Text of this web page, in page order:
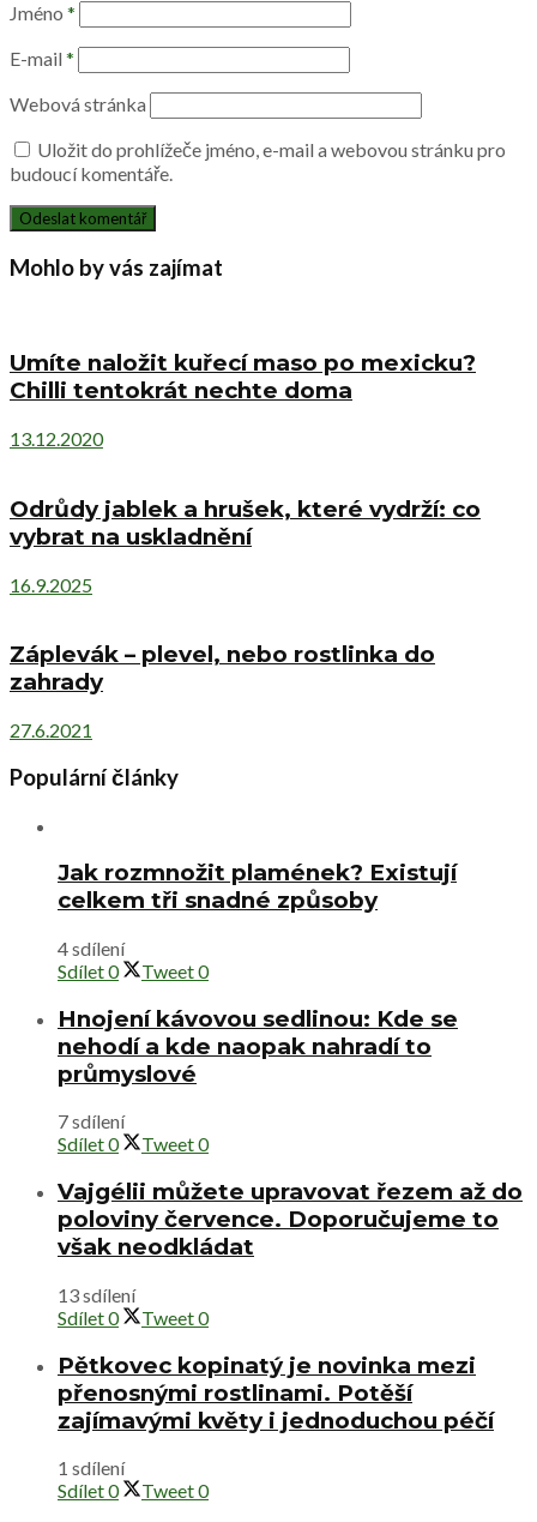
Jméno *
E-mail *
Webová stránka
Uložit do prohlížeče jméno, e-mail a webovou stránku pro
budoucí komentáře.
Mohlo by vás zajímat
Umíte naložit kuřecí maso po mexicku?
Chilli tentokrát nechte doma
13.12.2020
Odrůdy jablek a hrušek, které vydrží: co
vybrat na uskladnění
16.9.2025
Záplevák – plevel, nebo rostlinka do
zahrady
27.6.2021
Populární články
Jak rozmnožit plamének? Existují
celkem tři snadné způsoby
4 sdílení
Sdílet0 Tweet0
Hnojení kávovou sedlinou: Kde se
nehodí a kde naopak nahradí to
průmyslové
7 sdílení
Sdílet0 Tweet0
Vajgélii můžete upravovat řezem až do
poloviny července. Doporučujeme to
však neodkládat
13 sdílení
Sdílet0 Tweet0
Pětkovec kopinatý je novinka mezi
přenosnými rostlinami. Potěší
zajímavými květy i jednoduchou péčí
1 sdílení
Sdílet0 Tweet0